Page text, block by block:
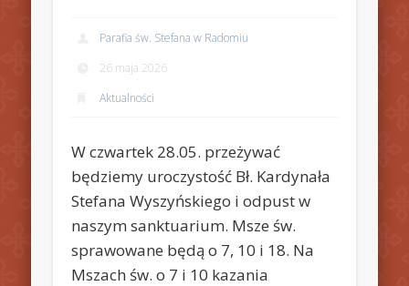
Parafia św. Stefana w Radomiu
26 maja 2026
Aktualności
W czwartek 28.05. przeżywać
będziemy uroczystość Bł. Kardynała
Stefana Wyszyńskiego i odpust w
naszym sanktuarium. Msze św.
sprawowane będą o 7, 10 i 18. Na
Mszach św. o 7 i 10 kazania